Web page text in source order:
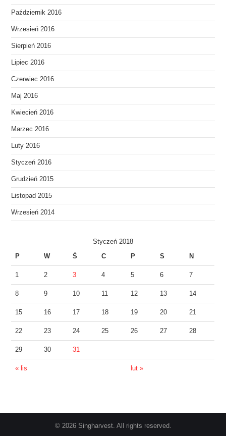
Październik 2016
Wrzesień 2016
Sierpień 2016
Lipiec 2016
Czerwiec 2016
Maj 2016
Kwiecień 2016
Marzec 2016
Luty 2016
Styczeń 2016
Grudzień 2015
Listopad 2015
Wrzesień 2014
Styczeń 2018
P W Ś C P S N
« lis lut »
1 2 3 4 5 6 7
8 9 10 11 12 13 14
15 16 17 18 19 20 21
22 23 24 25 26 27 28
29 30 31
© 2026 Singharvest. All rights reserved.